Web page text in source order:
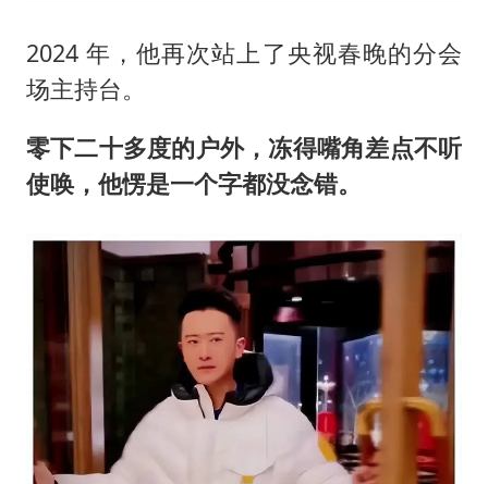
2024 年，他再次站上了央视春晚的分会
场主持台。
零下二十多度的户外，冻得嘴角差点不听
使唤，他愣是一个字都没念错。